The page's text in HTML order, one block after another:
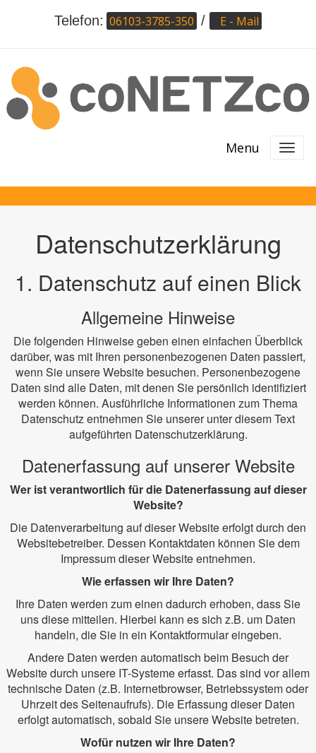
Telefon: 06103-3785-350 / E - Mail
Menu
Datenschutzerklärung
1. Datenschutz auf einen Blick
Allgemeine Hinweise
Die folgenden Hinweise geben einen einfachen Überblick
darüber, was mit Ihren personenbezogenen Daten passiert,
wenn Sie unsere Website besuchen. Personenbezogene
Daten sind alle Daten, mit denen Sie persönlich identifiziert
werden können. Ausführliche Informationen zum Thema
Datenschutz entnehmen Sie unserer unter diesem Text
aufgeführten Datenschutzerklärung.
Datenerfassung auf unserer Website
Wer ist verantwortlich für die Datenerfassung auf dieser
Website?
Die Datenverarbeitung auf dieser Website erfolgt durch den
Websitebetreiber. Dessen Kontaktdaten können Sie dem
Impressum dieser Website entnehmen.
Wie erfassen wir Ihre Daten?
Ihre Daten werden zum einen dadurch erhoben, dass Sie
uns diese mitteilen. Hierbei kann es sich z.B. um Daten
handeln, die Sie in ein Kontaktformular eingeben.
Andere Daten werden automatisch beim Besuch der
Website durch unsere IT-Systeme erfasst. Das sind vor allem
technische Daten (z.B. Internetbrowser, Betriebssystem oder
Uhrzeit des Seitenaufrufs). Die Erfassung dieser Daten
erfolgt automatisch, sobald Sie unsere Website betreten.
Wofür nutzen wir Ihre Daten?